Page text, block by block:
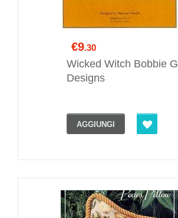
€9.30
Wicked Witch Bobbie G
Designs
AGGIUNGI